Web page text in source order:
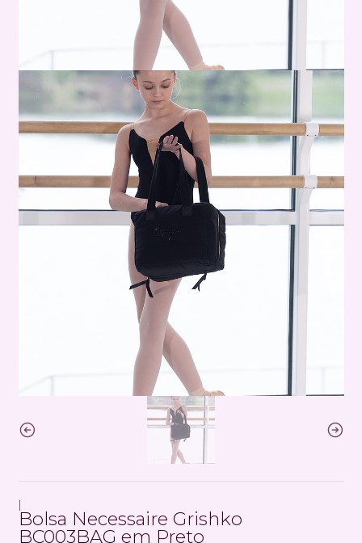
Bolsa Necessaire Grishko
BC003BAG em Preto